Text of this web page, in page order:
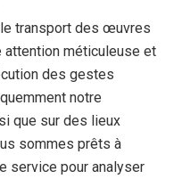
transport des œuvres
attention méticuleuse et
des gestes
notre
que sur des lieux
sommes prêts à
service pour analyser